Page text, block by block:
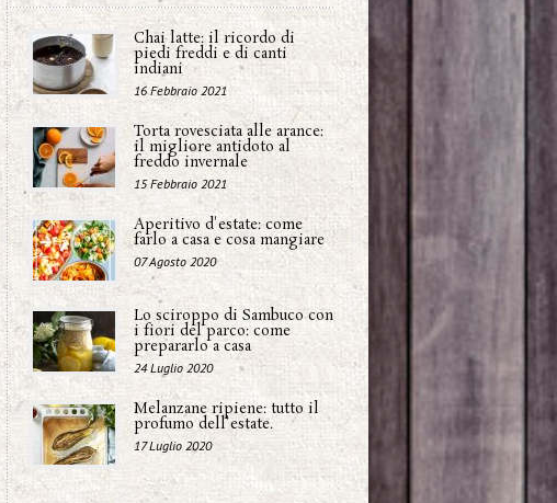
Chai latte: il ricordo di
piedi freddi e di canti
indiani
16 Febbraio 2021
Torta rovesciata alle arance:
il migliore antidoto al
freddo invernale
15 Febbraio 2021
Aperitivo d'estate: come
farlo a casa e cosa mangiare
07 Agosto 2020
Lo sciroppo di Sambuco con
i fiori del parco: come
prepararlo a casa
24 Luglio 2020
Melanzane ripiene: tutto il
profumo dell'estate.
17 Luglio 2020